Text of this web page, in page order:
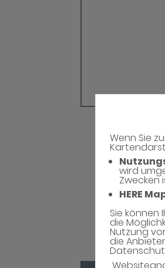
Wenn Sie
wird
Zwecken
HERE
Sie
die
Nutzung
die